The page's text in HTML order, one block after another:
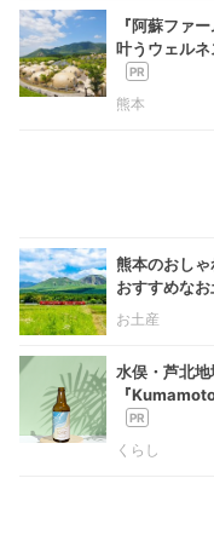
『阿蘇ファ
叶うウェル
熊本
熊本のおし
おすすめな
お土産
水俣・芦北
『
くらし